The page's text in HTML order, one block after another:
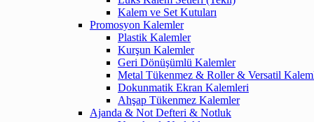
Kalem ve Set Kutuları
Promosyon Kalemler
Plastik Kalemler
Kurşun Kalemler
Geri Dönüşümlü Kalemler
Metal Tükenmez & Roller & Versatil
Dokunmatik Ekran Kalemleri
Ahşap Tükenmez Kalemler
Ajanda & Not Defteri & Notluk